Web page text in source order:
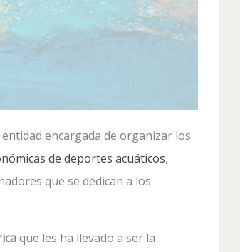
entidad encargada de organizar los
de deportes acuáticos,
que se dedican a los
que les ha llevado a ser la